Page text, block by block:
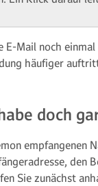
E-Mail noch einmal
häufiger
doch
empfangenen
den
Sie zunächst